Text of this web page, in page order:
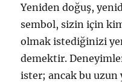
Yeniden doğuş,
sembol, sizin için
olmak istediğinizi
demektir.
ister; ancak bu uzun